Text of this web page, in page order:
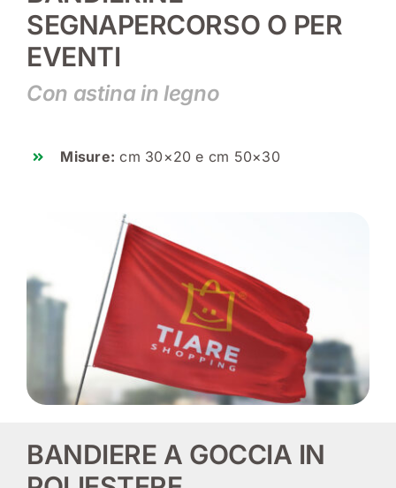
SEGNAPERCORSO O PER
EVENTI
Con astina in legno
Misure: cm 30×20 e cm 50×30
BANDIERE A GOCCIA IN